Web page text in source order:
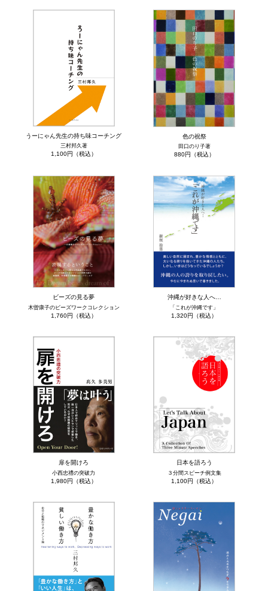
うーにゃん先生の持ち味コーチング
三村邦久著
1,100円（税込）
色の祝祭
田口のり子著
880円（税込）
ビーズの見る夢
木曽康子のビーズワークコレクション
1,760円（税込）
沖縄が好きな人へ…
「これが沖縄です」
1,320円（税込）
扉を開けろ
小西忠禮の突破力
1,980円（税込）
日本を語ろう
３分間スピーチ例文集
1,100円（税込）